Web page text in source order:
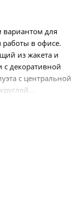
для
работы в офисе.
из жакета и
с декоративной
с центральной